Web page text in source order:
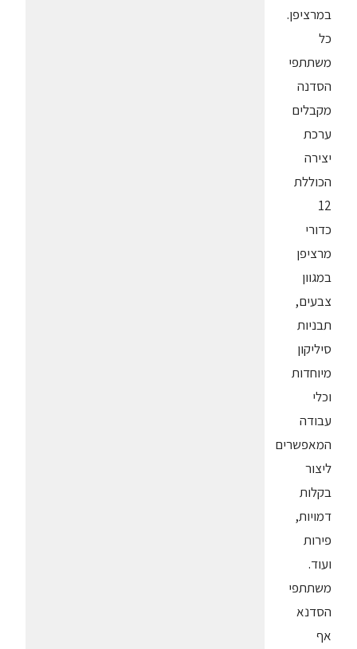
במרציפן.
כל
משתתפי
הסדנה
מקבלים
ערכת
יצירה
הכוללת
12
כדורי
מרציפן
במגוון
צבעים,
תבניות
סיליקון
מיוחדות
וכלי
עבודה
המאפשרים
ליצור
בקלות
דמויות,
פירות
ועוד.
משתתפי
הסדנא
אף